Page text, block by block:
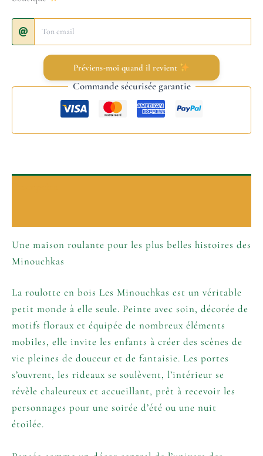
Préviens-moi quand il revient
Commande sécurisée garantie
Une maison roulante pour les plus belles histoires des
Minouchkas
La roulotte en bois Les Minouchkas est un véritable
petit monde à elle seule. Peinte avec soin, décorée de
motifs floraux et équipée de nombreux éléments
mobiles, elle invite les enfants à créer des scènes de
vie pleines de douceur et de fantaisie. Les portes
s’ouvrent, les rideaux se soulèvent, l’intérieur se
révèle chaleureux et accueillant, prêt à recevoir les
personnages pour une soirée d’été ou une nuit
étoilée.